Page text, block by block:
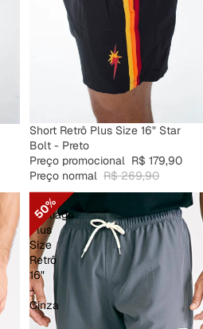
PROMOÇÃO
Short Retrô Plus Size 16" Star
Bolt - Preto
Preço promocional R$ 179,90
Preço normal R$ 269,90
50%
Shorts
Santiago
Plus
Size
Retrô
16"
-
Cinza